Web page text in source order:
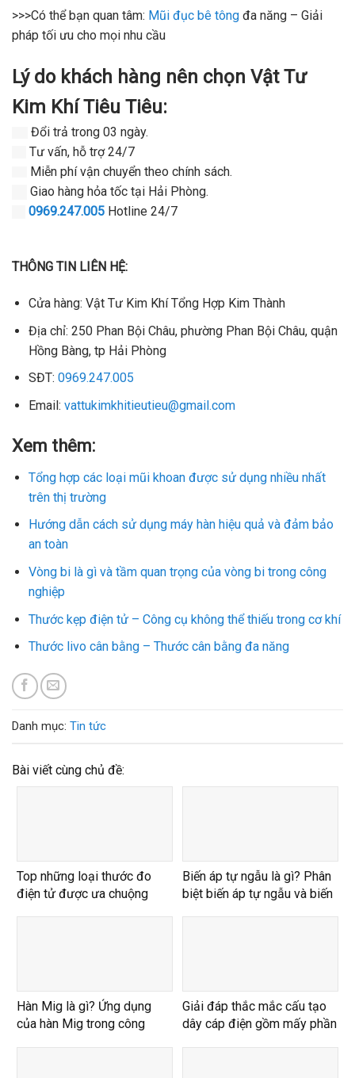
>>>Có thể bạn quan tâm: Mũi đục bê tông đa năng – Giải
pháp tối ưu cho mọi nhu cầu
Lý do khách hàng nên chọn Vật Tư
Kim Khí Tiêu Tiêu:
Đổi trả trong 03 ngày.
Tư vấn, hỗ trợ 24/7
Miễn phí vận chuyển theo chính sách.
Giao hàng hỏa tốc tại Hải Phòng.
0969.247.005 Hotline 24/7
THÔNG TIN LIÊN HỆ:
Cửa hàng: Vật Tư Kim Khí Tổng Hợp Kim Thành
Địa chỉ: 250 Phan Bội Châu, phường Phan Bội Châu, quận
Hồng Bàng, tp Hải Phòng
SĐT: 0969.247.005
Email: vattukimkhitieutieu@gmail.com
Xem thêm:
Tổng hợp các loại mũi khoan được sử dụng nhiều nhất
trên thị trường
Hướng dẫn cách sử dụng máy hàn hiệu quả và đảm bảo
an toàn
Vòng bi là gì và tầm quan trọng của vòng bi trong công
nghiệp
Thước kẹp điện tử – Công cụ không thể thiếu trong cơ khí
Thước livo cân bằng – Thước cân bằng đa năng
Danh mục: Tin tức
Bài viết cùng chủ đề:
Top những loại thước đo
điện tử được ưa chuộng
Biến áp tự ngẫu là gì? Phân
biệt biến áp tự ngẫu và biến
Hàn Mig là gì? Ứng dụng
của hàn Mig trong công
Giải đáp thắc mắc cấu tạo
dây cáp điện gồm mấy phần